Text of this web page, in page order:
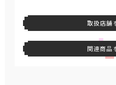
取扱店舗
関連商品